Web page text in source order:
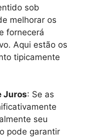
sob
melhorar os
fornecerá
Aqui estão os
tipicamente
Juros: Se as
seu
pode garantir